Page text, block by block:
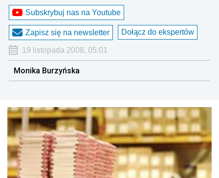
Subskrybuj nas na Youtube
Zapisz się na newsletter Dołącz do ekspertów
19 listopada 2008, 05:01
Monika Burzyńska